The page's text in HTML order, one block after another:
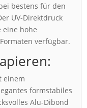
bestens für den
UV-Direktdruck
eine hohe
verfügbar.
einem
formstabiles
Alu-Dibond